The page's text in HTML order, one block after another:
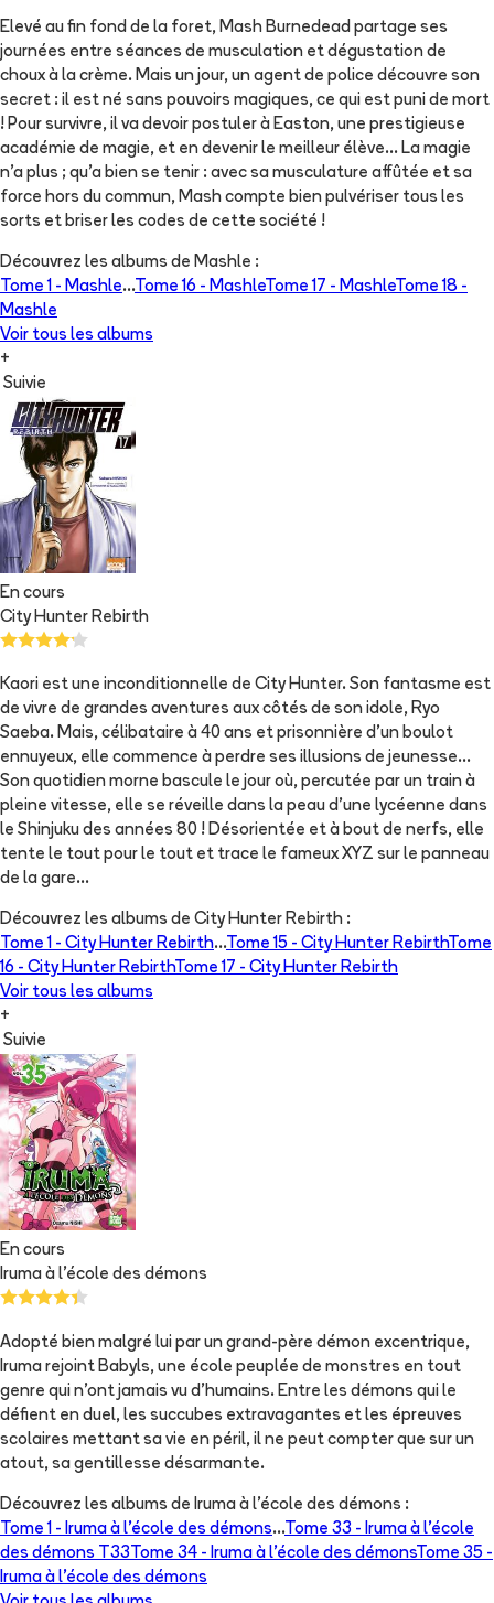
Elevé au fin fond de la foret, Mash Burnedead partage ses
journées entre séances de musculation et dégustation de
choux à la crème. Mais un jour, un agent de police découvre son
secret : il est né sans pouvoirs magiques, ce qui est puni de mort
! Pour survivre, il va devoir postuler à Easton, une prestigieuse
académie de magie, et en devenir le meilleur élève... La magie
n’a plus ; qu’a bien se tenir : avec sa musculature affûtée et sa
force hors du commun, Mash compte bien pulvériser tous les
sorts et briser les codes de cette société !
Découvrez les albums de Mashle :
Tome 1 - Mashle...Tome 16 - MashleTome 17 - MashleTome 18 -
Mashle
Voir tous les albums
+
Suivie
En cours
City Hunter Rebirth
Kaori est une inconditionnelle de City Hunter. Son fantasme est
de vivre de grandes aventures aux côtés de son idole, Ryo
Saeba. Mais, célibataire à 40 ans et prisonnière d’un boulot
ennuyeux, elle commence à perdre ses illusions de jeunesse...
Son quotidien morne bascule le jour où, percutée par un train à
pleine vitesse, elle se réveille dans la peau d’une lycéenne dans
le Shinjuku des années 80 ! Désorientée et à bout de nerfs, elle
tente le tout pour le tout et trace le fameux XYZ sur le panneau
de la gare...
Découvrez les albums de City Hunter Rebirth :
Tome 1 - City Hunter Rebirth...Tome 15 - City Hunter RebirthTome
16 - City Hunter RebirthTome 17 - City Hunter Rebirth
Voir tous les albums
+
Suivie
En cours
Iruma à l'école des démons
Adopté bien malgré lui par un grand-père démon excentrique,
Iruma rejoint Babyls, une école peuplée de monstres en tout
genre qui n'ont jamais vu d'humains. Entre les démons qui le
défient en duel, les succubes extravagantes et les épreuves
scolaires mettant sa vie en péril, il ne peut compter que sur un
atout, sa gentillesse désarmante.
Découvrez les albums de Iruma à l'école des démons :
Tome 1 - Iruma à l'école des démons...Tome 33 - Iruma à l'école
des démons T33 Tome 34 - Iruma à l'école des démonsTome 35 -
Iruma à l'école des démons